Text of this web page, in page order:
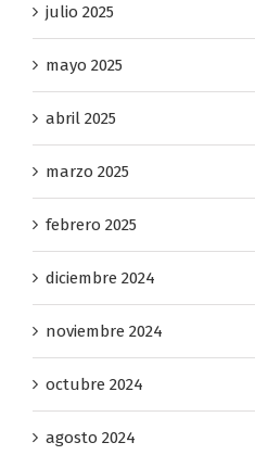
julio 2025
mayo 2025
abril 2025
marzo 2025
febrero 2025
diciembre 2024
noviembre 2024
octubre 2024
agosto 2024